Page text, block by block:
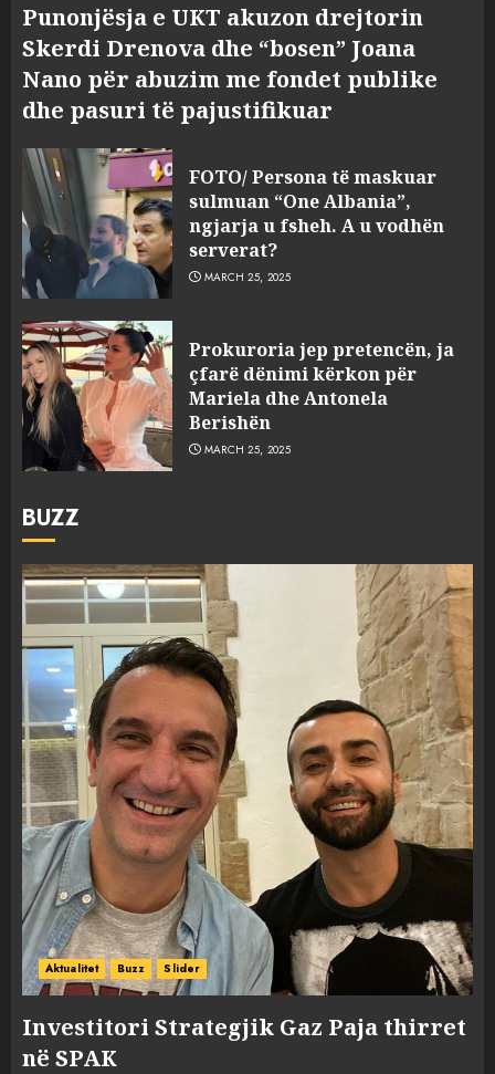
Punonjësja e UKT akuzon drejtorin
Skerdi Drenova dhe “bosen” Joana
Nano për abuzim me fondet publike
dhe pasuri të pajustifikuar
FOTO/ Persona të maskuar
sulmuan “One Albania”,
ngjarja u fsheh. A u vodhën
serverat?
MARCH 25, 2025
Prokuroria jep pretencën, ja
çfarë dënimi kërkon për
Mariela dhe Antonela
Berishën
MARCH 25, 2025
BUZZ
Aktualitet Buzz Slider
Investitori Strategjik Gaz Paja thirret
në SPAK